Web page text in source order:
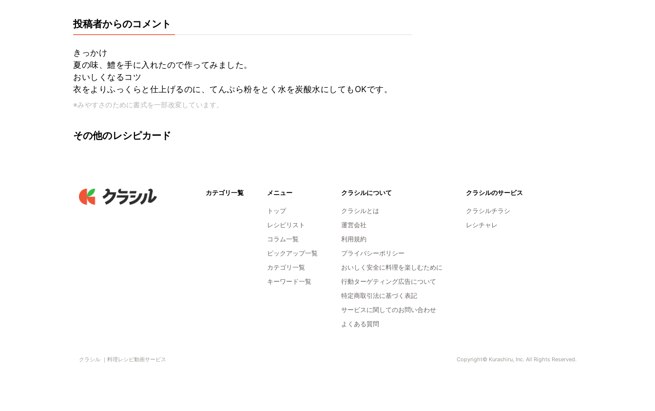
投稿者からのコメント
きっかけ
夏の味、鱧を手に入れたので作ってみました。
おいしくなるコツ
衣をよりふっくらと仕上げるのに、てんぷら粉をとく水を炭酸水にしてもOKです。
※みやすさのために書式を一部改変しています。
その他のレシピカード
カテゴリ一覧 メニュー
トップ
レシピリスト
コラム一覧
ピックアップ一覧
カテゴリ一覧
キーワード一覧
クラシルについて
クラシルとは
運営会社
利用規約
プライバシーポリシー
おいしく安全に料理を楽しむために
行動ターゲティング広告について
特定商取引法に基づく表記
サービスに関してのお問い合わせ
よくある質問
クラシルのサービス
クラシルチラシ
レシチャレ
クラシル ｜料理レシピ動画サービス Copyright© Kurashiru, Inc. All Rights Reserved.